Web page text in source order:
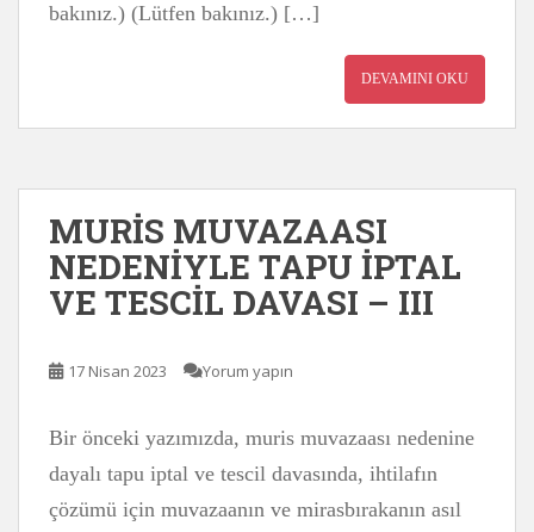
bakınız.) (Lütfen bakınız.) […]
DEVAMINI OKU
MURİS MUVAZAASI
NEDENİYLE TAPU İPTAL
VE TESCİL DAVASI – III
17 Nisan 2023 Yorum yapın
Bir önceki yazımızda, muris muvazaası nedenine
dayalı tapu iptal ve tescil davasında, ihtilafın
çözümü için muvazaanın ve mirasbırakanın asıl